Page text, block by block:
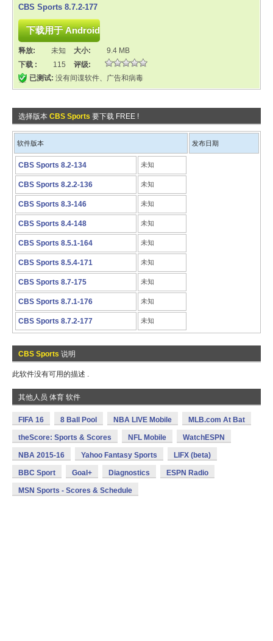
CBS Sports 8.7.2-177
释放: 未知 大小:
9.4 MB
下载 :
115
评级:
已测试: 没有间谍软件、广告和病毒
选择版本 CBS Sports 要下载 FREE !
软件版本 发布日期
CBS Sports 8.2-134 未知
CBS Sports 8.2.2-136 未知
CBS Sports 8.3-146 未知
CBS Sports 8.4-148 未知
CBS Sports 8.5.1-164 未知
CBS Sports 8.5.4-171 未知
CBS Sports 8.7-175 未知
CBS Sports 8.7.1-176 未知
CBS Sports 8.7.2-177 未知
CBS Sports 说明
此软件没有可用的描述 .
其他人员 体育 软件
FIFA 16 8 Ball Pool NBA LIVE Mobile MLB.com At Bat
theScore: Sports & Scores NFL Mobile WatchESPN
NBA 2015-16 Yahoo Fantasy Sports LIFX (beta)
BBC Sport Goal+ Diagnostics ESPN Radio
MSN Sports - Scores & Schedule